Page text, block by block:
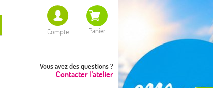
Compte Panier
Vous avez des questions ?
Contacter l'atelier